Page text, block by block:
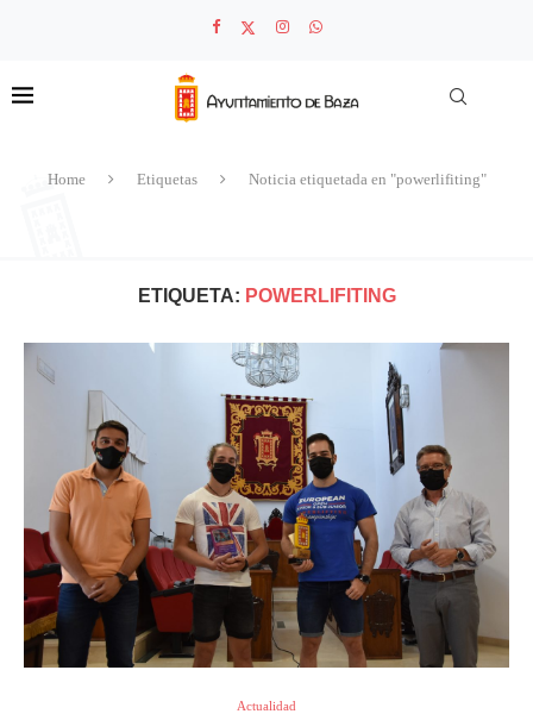
Home Etiquetas Noticia etiquetada en "powerlifiting"
ETIQUETA: POWERLIFITING
Actualidad